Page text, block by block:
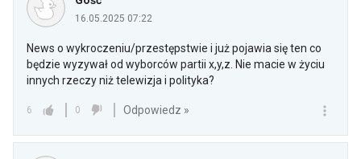
16.05.2025 07:22
News o wykroczeniu/przestępstwie i już pojawia się ten co
będzie wyzywał od wyborców partii x,y,z. Nie macie w życiu
innych rzeczy niż telewizja i polityka?
6 0 Odpowiedz »